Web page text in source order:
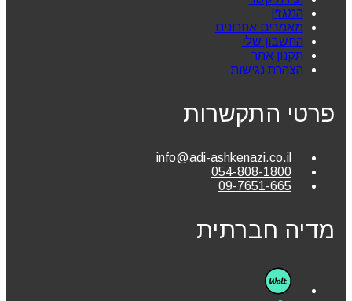
המגזין
מאמרים אחרונים
החשבון שלי
תקנון אתר
הצהרת נגישות
פרטי התקשרות
info@adi-ashkenazi.co.il
054-808-1800
09-7651-665
מדיה חברתית